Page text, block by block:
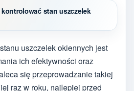
stan uszczelek
uszczelek okiennych jest
ich efektywności oraz
się przeprowadzanie takiej
raz w roku, najlepiej przed